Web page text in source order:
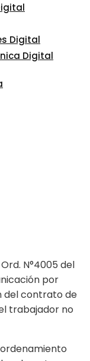
Digital
Digital
N°4005 del
por
del contrato de
trabajador no